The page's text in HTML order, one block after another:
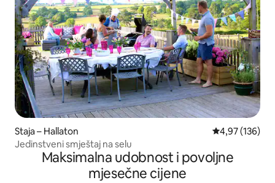
Staja – Hallaton Prosječna
4,97 (136)
Jedinstveni smještaj na selu
Maksimalna udobnost i povoljne
mjesečne cijene